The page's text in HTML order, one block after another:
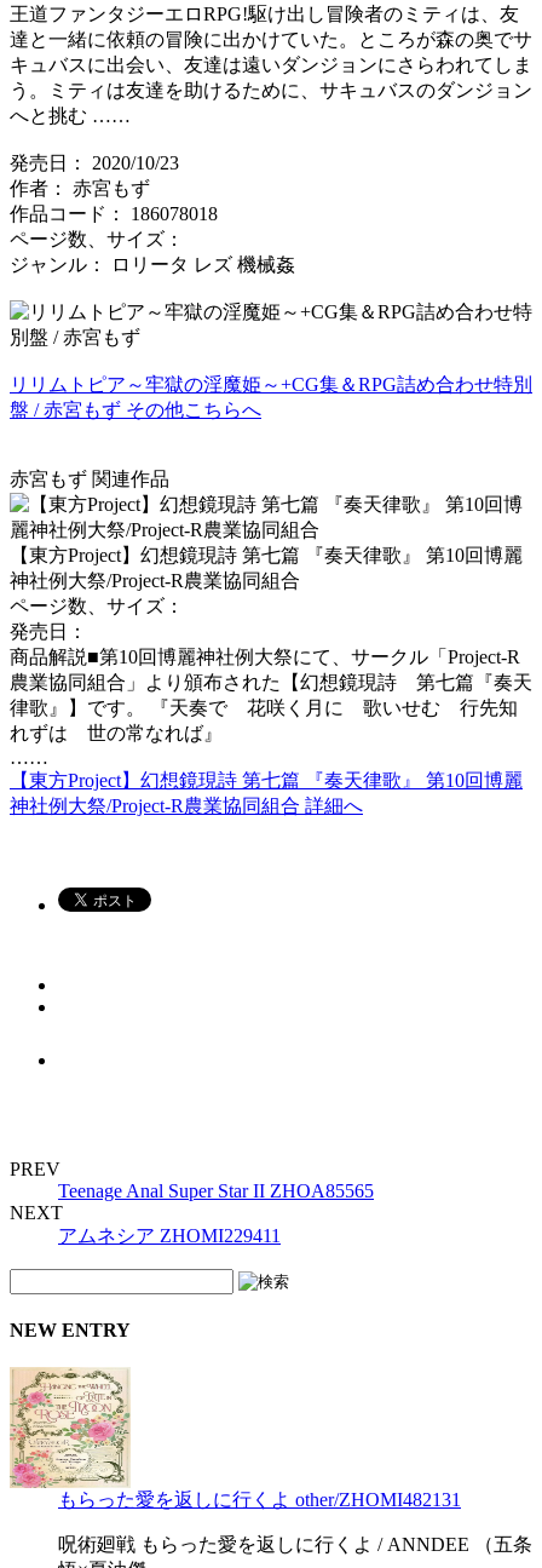
王道ファンタジーエロRPG!駆け出し冒険者のミティは、友
達と一緒に依頼の冒険に出かけていた。ところが森の奥でサ
キュバスに出会い、友達は遠いダンジョンにさらわれてしま
う。ミティは友達を助けるために、サキュバスのダンジョン
へと挑む ……
発売日： 2020/10/23
作者： 赤宮もず
作品コード： 186078018
ページ数、サイズ：
ジャンル： ロリータ レズ 機械姦
リリムトピア～牢獄の淫魔姫～+CG集＆RPG詰め合わせ特別
盤 / 赤宮もず その他こちらへ
赤宮もず 関連作品
【東方Project】幻想鏡現詩 第七篇 『奏天律歌』 第10回博麗
神社例大祭/Project-R農業協同組合
ページ数、サイズ：
発売日：
商品解説■第10回博麗神社例大祭にて、サークル「Project-R
農業協同組合」より頒布された【幻想鏡現詩 第七篇『奏天
律歌』】です。 『天奏で 花咲く月に 歌いせむ 行先知
れずは 世の常なれば』
……
【東方Project】幻想鏡現詩 第七篇 『奏天律歌』 第10回博麗
神社例大祭/Project-R農業協同組合 詳細へ
PREV
Teenage Anal Super Star II ZHOA85565
NEXT
アムネシア ZHOMI229411
NEW ENTRY
もらった愛を返しに行くよ other/ZHOMI482131
呪術廻戦 もらった愛を返しに行くよ / ANNDEE （五条